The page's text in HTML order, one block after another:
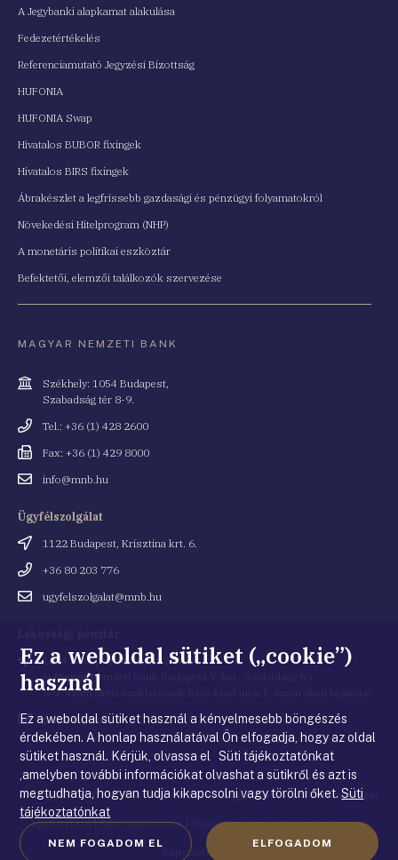
A Jegybanki alapkamat alakulása
Fedezetértékelés
Referenciamutató Jegyzési Bizottság
HUFONIA
HUFONIA Swap
Hivatalos BUBOR fixingek
Hivatalos BIRS fixingek
Ábrakészlet a legfrissebb gazdasági és pénzügyi folyamatokról
Növekedési Hitelprogram (NHP)
A monetáris politikai eszköztár
Befektetői, elemzői találkozók szervezése
MAGYAR NEMZETI BANK
Cím
Székhely: 1054 Budapest,
Szabadság tér 8-9.
Telefonszám
Tel.: +36 (1) 428 2600
Fax
Fax: +36 (1) 429 8000
Emailinfo@mnb.hu
Ügyfélszolgálat
Cím
1122 Budapest, Krisztina krt. 6.
Telefonszám
+36 80 203 776
Emailugyfelszolgalat@mnb.hu
Cím 1054 Budapest, Kiss Ernő utca 1.
(a Magyar Nemzeti Bank Budapest V. ker., Szabadság tér
8-9. szám alatti székházának Kiss Ernő utca 1. szám alatti bejárata)
Email
cím
penztar@mnb.hu
© Magyar Nemzeti Bank |Impresszum|Jogi nyilatkozat|Adatkezelési
tájékoztató|Süti tájékoztató| Gyakorlati tudnivalók a honlappal
kapcsolatban
Ez a weboldal sütiket („cookie”)
használ
Ez a weboldal sütiket használ a kényelmesebb böngészés
érdekében. A honlap használatával Ön elfogadja, hogy az oldal
sütiket használ. Kérjük, olvassa el Süti tájékoztatónkat
,amelyben további információkat olvashat a sütikről és azt is
megtudhatja, hogyan tudja kikapcsolni vagy törölni őket.Süti
tájékoztatónkat
NEM FOGADOM EL ELFOGADOM